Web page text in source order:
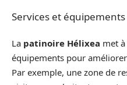
Services et
La patinoire Hélixea met
équipements pour
Par exemple, une zone de